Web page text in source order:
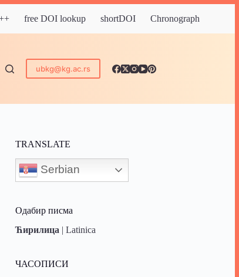
free DOI lookup shortDOI Chronograph
ubkg@kg.ac.rs
TRANSLATE
Serbian
Одабир писма
Ћирилица |Latinica
ЧАСОПИСИ